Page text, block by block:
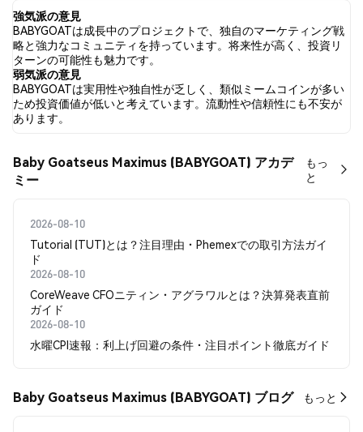
BABYGOAT への感情は 弱気 でした。 最後に、BABYGOAT に関す
るニュース記事が 0 件公開されました。 Twitterでは、100.00% の
ツイートが強気の感情を示し、0.00% のツイートが弱気の感情を
示しました。 0.00% のツイートは BABYGOAT に対して中立的でし
た。 これらの感情分析は 4 件のツイートに基づいています。
強気派の意見
BABYGOATは成長中のプロジェクトで、独自のマーケティング戦
略と強力なコミュニティを持っています。将来性が高く、投資リ
ターンの可能性も魅力です。
弱気派の意見
BABYGOATは実用性や独自性が乏しく、類似ミームコインが多い
ため投資価値が低いと考えています。流動性や信頼性にも不安が
あります。
Baby Goatseus Maximus (BABYGOAT) アカデ
ミー
もっ
と
2026-08-10
Tutorial (TUT)とは？注目理由・Phemexでの取引方法ガイ
ド
2026-08-10
CoreWeave CFOニティン・アグラワルとは？決算発表直前
ガイド
2026-08-10
水曜CPI速報：利上げ回避の条件・注目ポイント徹底ガイド
Baby Goatseus Maximus (BABYGOAT) ブログ もっと